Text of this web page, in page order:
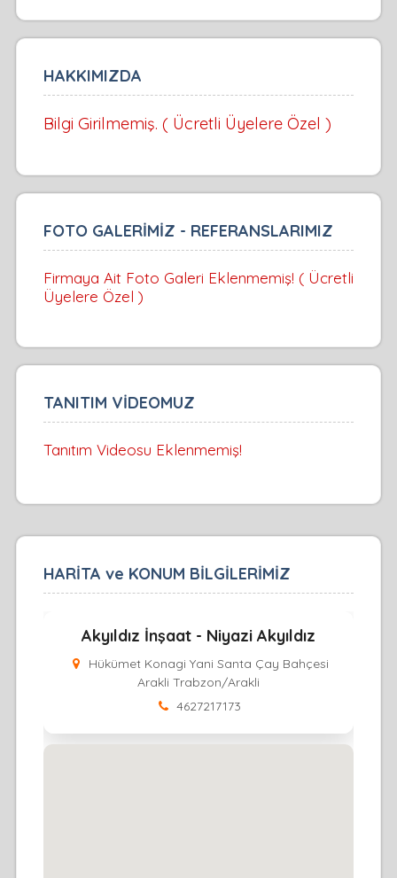
HAKKIMIZDA
Bilgi Girilmemiş. ( Ücretli Üyelere Özel )
FOTO GALERİMİZ - REFERANSLARIMIZ
Firmaya Ait Foto Galeri Eklenmemiş! ( Ücretli
Üyelere Özel )
TANITIM VİDEOMUZ
Tanıtım Videosu Eklenmemiş!
HARİTA ve KONUM BİLGİLERİMİZ
Akyıldız İnşaat - Niyazi Akyıldız
Hükümet Konagi Yani Santa Çay Bahçesi
Arakli Trabzon/Arakli
4627217173